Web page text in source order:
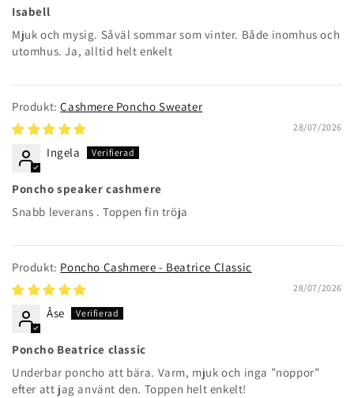
Isabell
Mjuk och mysig. Såväl sommar som vinter. Både inomhus och
utomhus. Ja, alltid helt enkelt
Cashmere Poncho Sweater
28/07/2026
Ingela
Poncho speaker cashmere
Snabb leverans . Toppen fin tröja
Poncho Cashmere - Beatrice Classic
28/07/2026
Åse
Poncho Beatrice classic
Underbar poncho att bära. Varm, mjuk och inga ”noppor”
efter att jag använt den. Toppen helt enkelt!